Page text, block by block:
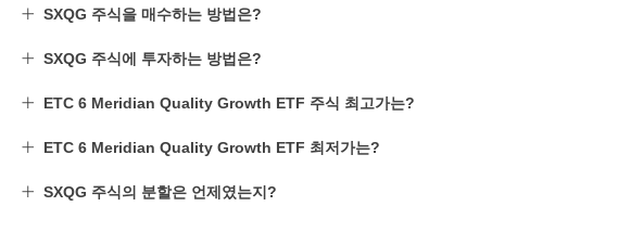
SXQG 주식을 매수하는 방법은?
SXQG 주식에 투자하는 방법은?
ETC 6 Meridian Quality Growth ETF 주식 최고가는?
ETC 6 Meridian Quality Growth ETF 최저가는?
SXQG 주식의 분할은 언제였는지?